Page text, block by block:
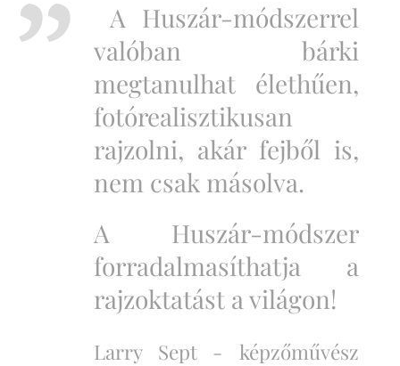
A Huszár-módszerrel
valóban bárki
megtanulhat élethűen,
fotórealisztikusan
rajzolni, akár fejből is,
nem csak másolva.
A Huszár-módszer
forradalmasíthatja a
rajzoktatást a világon!
Larry Sept -
képzőművész